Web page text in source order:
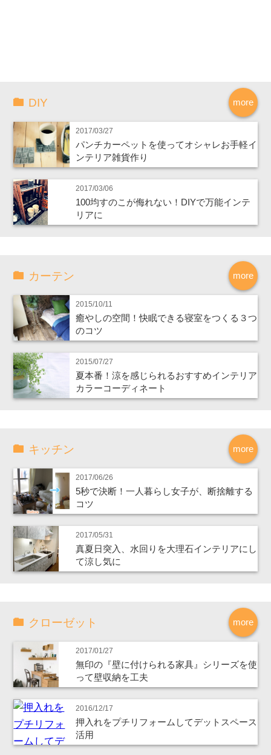
more
DIY
2017/03/27
パンチカーペットを使ってオシャレお手軽イ
ンテリア雑貨作り
2017/03/06
100均すのこが侮れない！DIYで万能インテ
リアに
more
カーテン
2015/10/11
癒やしの空間！快眠できる寝室をつくる３つ
のコツ
2015/07/27
夏本番！涼を感じられるおすすめインテリア
カラーコーディネート
more
キッチン
2017/06/26
5秒で決断！一人暮らし女子が、断捨離する
コツ
2017/05/31
真夏日突入、水回りを大理石インテリアにし
て涼し気に
more
クローゼット
2017/01/27
無印の『壁に付けられる家具』シリーズを使
って壁収納を工夫
2016/12/17
押入れをプチリフォームしてデットスペース
活用